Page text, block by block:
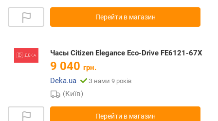
Перейти в магазин
Часы Citizen Elegance Eco-Drive FE6121-67X
9 040 грн.
Deka.ua
З нами 9 років
(Київ)
Перейти в магазин